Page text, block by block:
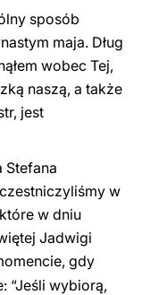
sposób
maja. Dług
wobec Tej,
naszą, a także
jest
Stefana
w
w dniu
Jadwigi
gdy
“Jeśli wybiorą,